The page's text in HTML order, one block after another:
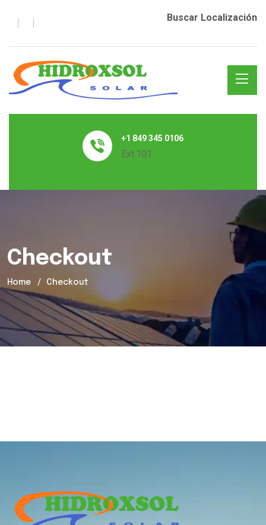
Buscar Localización
+1 849 345 0106
Ext.101
Checkout
Home Checkout